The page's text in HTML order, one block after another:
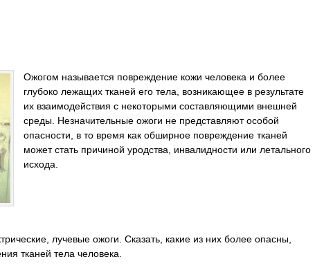
Ожогом называется повреждение кожи человека и более
глубоко лежащих тканей его тела, возникающее в результате
их взаимодействия с некоторыми составляющими внешней
среды. Незначительные ожоги не представляют особой
опасности, в то время как обширное повреждение тканей
может стать причиной уродства, инвалидности или летального
исхода.
лучевые ожоги. Сказать, какие из них более опасны,
тканей тела человека.